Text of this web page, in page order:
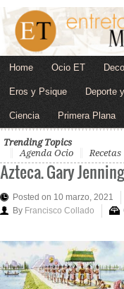
Home Ocio ET
Eros y Psique Deporte
Ciencia Primera Plana
Trending Topics
Agenda Ocio
Recetas
Azteca. Gary
Posted on 10 marzo, 2021
By Francisco Collado